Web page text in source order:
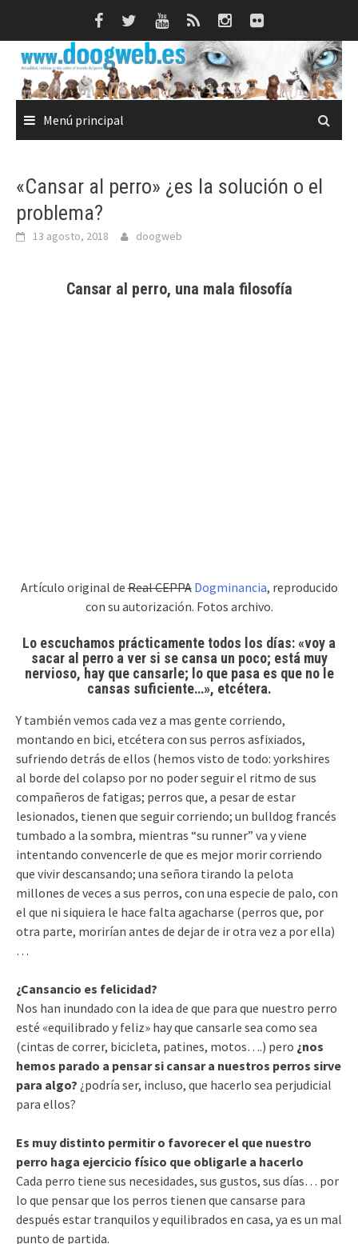
Menú principal
«Cansar al perro» ¿es la solución o el
problema?
13 agosto, 2018 doogweb
Cansar al perro, una mala filosofía
Artículo original deReal CEPPA Dogminancia, reproducido
con su autorización. Fotos archivo.
Lo escuchamos prácticamente todos los días: «voy a
sacar al perro a ver si se cansa un poco; está muy
nervioso, hay que cansarle; lo que pasa es que no le
cansas suficiente…», etcétera.
Y también vemos cada vez a mas gente corriendo,
montando en bici, etcétera con sus perros asfixiados,
sufriendo detrás de ellos (hemos visto de todo: yorkshires
al borde del colapso por no poder seguir el ritmo de sus
compañeros de fatigas; perros que, a pesar de estar
lesionados, tienen que seguir corriendo; un bulldog francés
tumbado a la sombra, mientras “su runner” va y viene
intentando convencerle de que es mejor morir corriendo
que vivir descansando; una señora tirando la pelota
millones de veces a sus perros, con una especie de palo, con
el que ni siquiera le hace falta agacharse (perros que, por
otra parte, morirían antes de dejar de ir otra vez a por ella)
…
¿Cansancio es felicidad?
Nos han inundado con la idea de que para que nuestro perro
esté «equilibrado y feliz» hay que cansarle sea como sea
(cintas de correr, bicicleta, patines, motos….) pero ¿nos
hemos parado a pensar si cansar a nuestros perros sirve
para algo? ¿podría ser, incluso, que hacerlo sea perjudicial
para ellos?
Es muy distinto permitir o favorecer el que nuestro
perro haga ejercicio físico que obligarle a hacerlo
Cada perro tiene sus necesidades, sus gustos, sus días… por
lo que pensar que los perros tienen que cansarse para
después estar tranquilos y equilibrados en casa, ya es un mal
punto de partida.